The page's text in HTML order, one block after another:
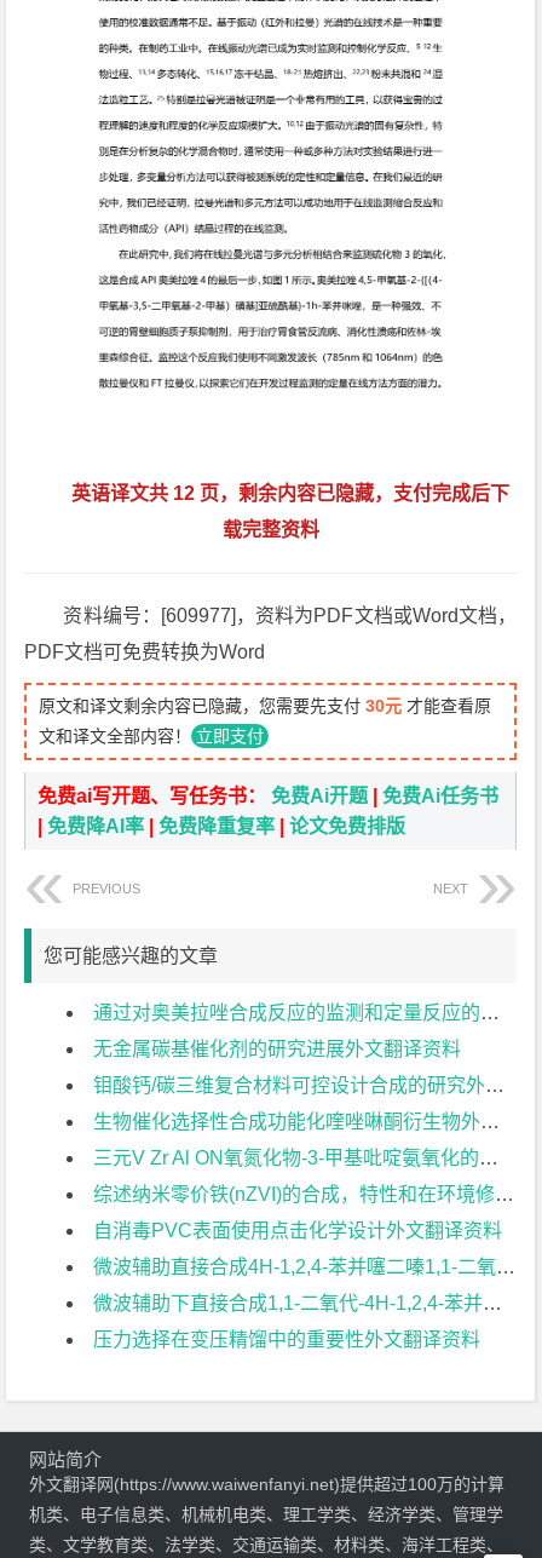
英语译文共 12 页，剩余内容已隐藏，支付完成后下
载完整资料
资料编号：[609977]，资料为PDF文档或Word文档，
PDF文档可免费转换为Word
原文和译文剩余内容已隐藏，您需要先支付30元 才能查看原
文和译文全部内容！ 立即支付
免费ai写开题、写任务书：免费Ai开题|免费Ai任务书
|免费降AI率 |免费降重复率 |论文免费排版
PREVIOUS NEXT
您可能感兴趣的文章
通过对奥美拉唑合成反应的监测和定量反应的在线拉曼光谱和表征组件外文翻译资料
无金属碳基催化剂的研究进展外文翻译资料
钼酸钙/碳三维复合材料可控设计合成的研究外文翻译资料
生物催化选择性合成功能化喹唑啉酮衍生物外文翻译资料
三元V Zr Al ON氧氮化物-3-甲基吡啶氨氧化的高效催化剂外文翻译资料
综述纳米零价铁(nZVI)的合成，特性和在环境修复中的应用外文翻译资料
自消毒PVC表面使用点击化学设计外文翻译资料
微波辅助直接合成4H-1,2,4-苯并噻二嗪1,1-二氧化物衍生品外文翻译资料
微波辅助下直接合成1,1-二氧代-4H-1,2,4-苯并噻二嗪类衍生物外文翻译资料
压力选择在变压精馏中的重要性外文翻译资料
网站简介
外文翻译网(https://www.waiwenfanyi.net)提供超过100万的计算
机类、电子信息类、机械机电类、理工学类、经济学类、管理学
类、文学教育类、法学类、交通运输类、材料类、海洋工程类、